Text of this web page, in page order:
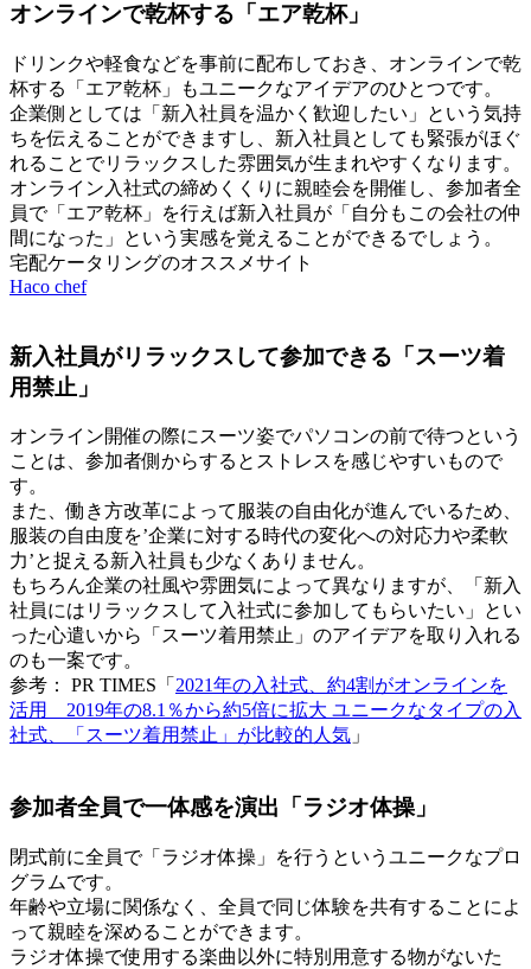
オンラインで乾杯する「エア乾杯」
ドリンクや軽食などを事前に配布しておき、オンラインで乾
杯する「エア乾杯」もユニークなアイデアのひとつです。
企業側としては「新入社員を温かく歓迎したい」という気持
ちを伝えることができますし、新入社員としても緊張がほぐ
れることでリラックスした雰囲気が生まれやすくなります。
オンライン入社式の締めくくりに親睦会を開催し、参加者全
員で「エア乾杯」を行えば新入社員が「自分もこの会社の仲
間になった」という実感を覚えることができるでしょう。
宅配ケータリングのオススメサイト
Haco chef
新入社員がリラックスして参加できる「スーツ着
用禁止」
オンライン開催の際にスーツ姿でパソコンの前で待つという
ことは、参加者側からするとストレスを感じやすいもので
す。
また、働き方改革によって服装の自由化が進んでいるため、
服装の自由度を’企業に対する時代の変化への対応力や柔軟
力’と捉える新入社員も少なくありません。
もちろん企業の社風や雰囲気によって異なりますが、「新入
社員にはリラックスして入社式に参加してもらいたい」とい
った心遣いから「スーツ着用禁止」のアイデアを取り入れる
のも一案です。
参考： PR TIMES「 2021年の入社式、約4割がオンラインを
活用 2019年の8.1％から約5倍に拡大 ユニークなタイプの入
社式、「スーツ着用禁止」が比較的人気 」
参加者全員で一体感を演出「ラジオ体操」
閉式前に全員で「ラジオ体操」を行うというユニークなプロ
グラムです。
年齢や立場に関係なく、全員で同じ体験を共有することによ
って親睦を深めることができます。
ラジオ体操で使用する楽曲以外に特別用意する物がないた